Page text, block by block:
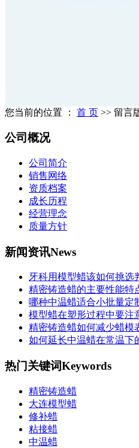
您当前的位置 ： 首 页 >> 留言
公司概况
公司简介
销售网络
资质档案
成长历程
经营理念
质量方针
新闻资讯News
牙科用模型蜡该如何挑选
精密铸造蜡的主要性能特
哪种中温蜡适合小批量定
模型蜡在塑形过程中要注
精密铸造蜡如何减少蜡模
如何延长中温蜡在常温下
热门关键词Keywords
精密铸造蜡
大连模型蜡
修补蜡
粘接蜡
中温蜡